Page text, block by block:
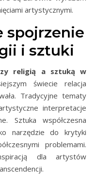
artystycznymi.
spojrzenie
i sztuki
religią a sztuką w
świecie relacja
Tradycyjne tematy
interpretacje
Sztuka współczesna
narzędzie do krytyki
problemami.
dla artystów